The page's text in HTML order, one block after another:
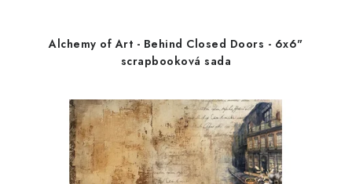
Alchemy of Art - Behind Closed Doors - 6x6"
scrapbooková sada